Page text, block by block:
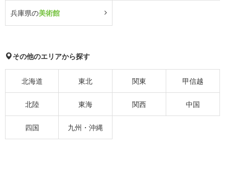
兵庫県の美術館
その他のエリアから探す
北海道 東北 関東 甲信越
北陸 東海 関西 中国
四国 九州・沖縄